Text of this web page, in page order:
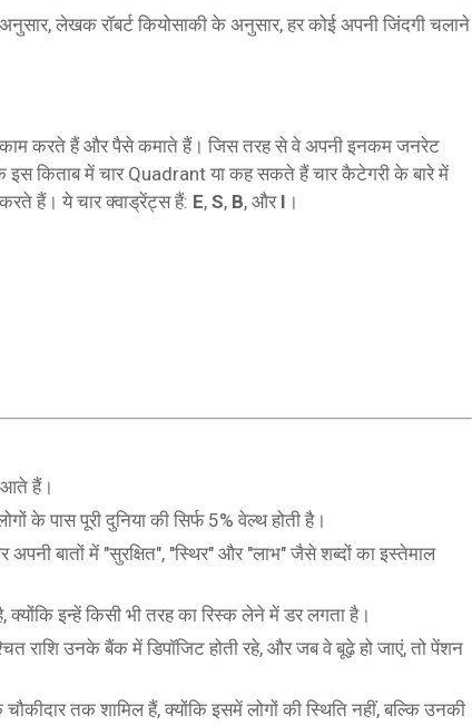
लेखक रॉबर्ट कियोसाकी के अनुसार, हर कोई अपनी जिंदगी चलाने
काम करते हैं और पैसे कमाते हैं। जिस तरह से वे अपनी इनकम जनरेट
किताब में चार Quadrant या कह सकते हैं चार कैटेगरी के बारे में
हैं। ये चार क्वाड्रेंट्स हैं: E, S, B, और I ।
आते हैं।
के पास पूरी दुनिया की सिर्फ 5% वेल्थ होती है।
बातों में "सुरक्षित", "स्थिर" और "लाभ" जैसे शब्दों का इस्तेमाल
क्योंकि इन्हें किसी भी तरह का रिस्क लेने में डर लगता है।
राशि उनके बैंक में डिपॉजिट होती रहे, और जब वे बूढ़े हो जाएं, तो पेंशन
तक शामिल हैं, क्योंकि इसमें लोगों की स्थिति नहीं, बल्कि उनकी